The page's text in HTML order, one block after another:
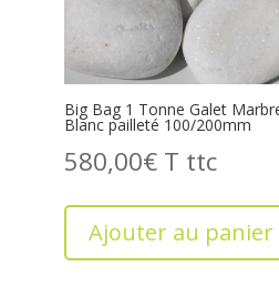
Big Bag 1 Tonne Galet
Blanc pailleté 100/200mm
580,00€ T
Ajouter au panier